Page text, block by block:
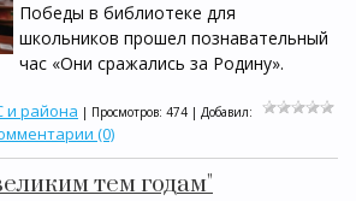
Победы в библиотеке для
школьников прошел познавательный
час «Они сражались за Родину».
и района | Просмотров: 474 | Добавил:
(0)
тем годам"